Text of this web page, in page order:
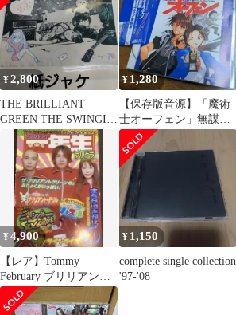
¥2,800
THE BRILLIANT
GREEN THE SWINGIN'
SIXTIES
¥ 1,280
【保存版音源】「魔術
士オーフェン」無謀編
～オリジナル・ラジ
オ・ドラマ
¥4,900
【レア】Tommy
February ブリリアント
グリーン 切り抜き
¥ 1,150
complete single collection
'97-'08